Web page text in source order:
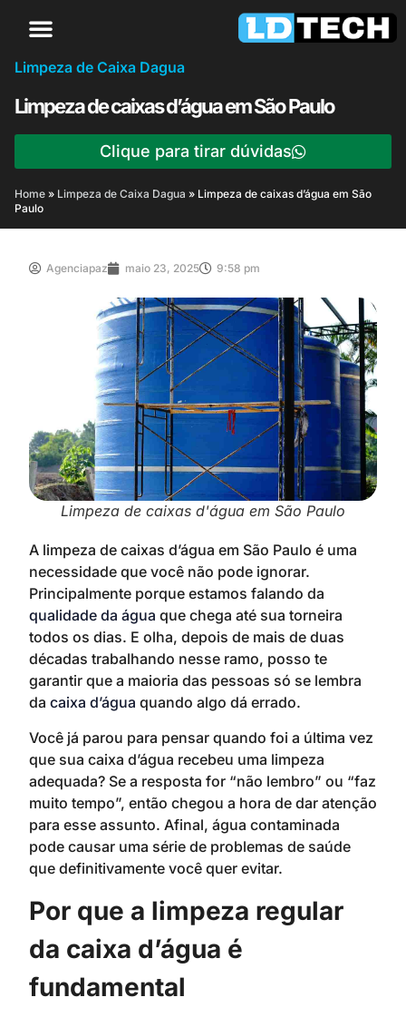
Limpeza de Caixa Dagua
Limpeza de caixas d’água em São Paulo
Clique para tirar dúvidas
Home » Limpeza de Caixa Dagua » Limpeza de caixas d’água em São
Paulo
Agenciapaz maio 23, 2025 9:58 pm
Limpeza de caixas d'água em São Paulo
A limpeza de caixas d’água em São Paulo é uma
necessidade que você não pode ignorar.
Principalmente porque estamos falando da
qualidade da água que chega até sua torneira
todos os dias. E olha, depois de mais de duas
décadas trabalhando nesse ramo, posso te
garantir que a maioria das pessoas só se lembra
da caixa d’água quando algo dá errado.
Você já parou para pensar quando foi a última vez
que sua caixa d’água recebeu uma limpeza
adequada? Se a resposta for “não lembro” ou “faz
muito tempo”, então chegou a hora de dar atenção
para esse assunto. Afinal, água contaminada
pode causar uma série de problemas de saúde
que definitivamente você quer evitar.
Por que a limpeza regular
da caixa d’água é
fundamental